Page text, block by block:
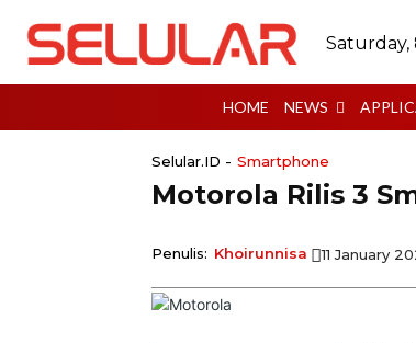
Saturday,
HOME NEWS
Selular.ID - Smartphone
Motorola Rilis 3
Penulis: Khoirunnisa 11 January